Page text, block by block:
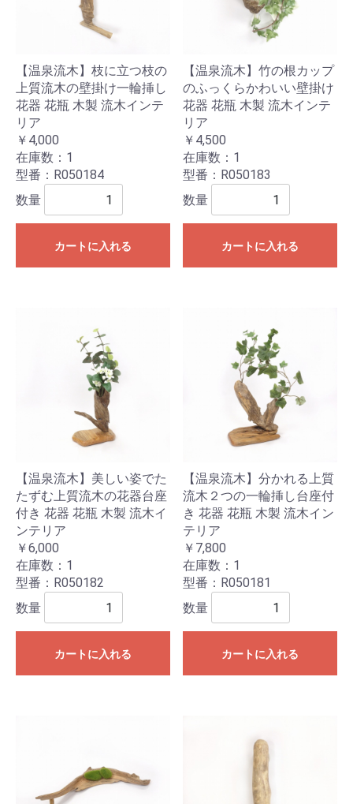
【温泉流木】枝に立つ枝の
上質流木の壁掛け一輪挿し
花器 花瓶 木製 流木インテ
リア
￥4,000
在庫数：1
型番：R050184
数量
カートに入れる
【温泉流木】竹の根カップ
のふっくらかわいい壁掛け
花器 花瓶 木製 流木インテ
リア
￥4,500
在庫数：1
型番：R050183
数量
カートに入れる
【温泉流木】美しい姿でた
たずむ上質流木の花器台座
付き 花器 花瓶 木製 流木イ
ンテリア
￥6,000
在庫数：1
型番：R050182
数量
カートに入れる
【温泉流木】分かれる上質
流木２つの一輪挿し台座付
き 花器 花瓶 木製 流木イン
テリア
￥7,800
在庫数：1
型番：R050181
数量
カートに入れる